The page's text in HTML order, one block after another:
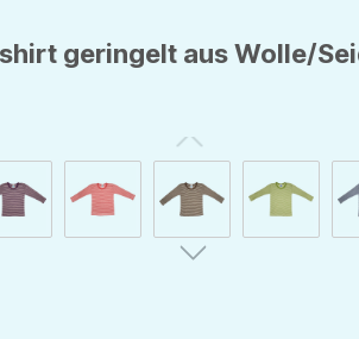
geringelt aus Wolle/